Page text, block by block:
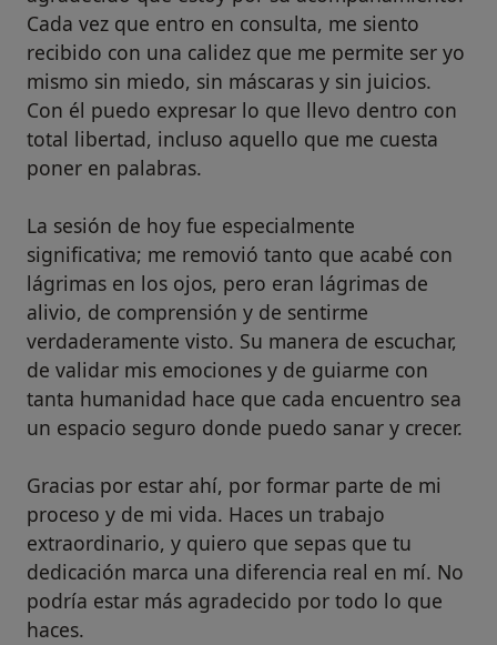
Cada vez que entro en consulta, me siento
recibido con una calidez que me permite ser yo
mismo sin miedo, sin máscaras y sin juicios.
Con él puedo expresar lo que llevo dentro con
total libertad, incluso aquello que me cuesta
poner en palabras.
La sesión de hoy fue especialmente
significativa; me removió tanto que acabé con
lágrimas en los ojos, pero eran lágrimas de
alivio, de comprensión y de sentirme
verdaderamente visto. Su manera de escuchar,
de validar mis emociones y de guiarme con
tanta humanidad hace que cada encuentro sea
un espacio seguro donde puedo sanar y crecer.
Gracias por estar ahí, por formar parte de mi
proceso y de mi vida. Haces un trabajo
extraordinario, y quiero que sepas que tu
dedicación marca una diferencia real en mí. No
podría estar más agradecido por todo lo que
haces.